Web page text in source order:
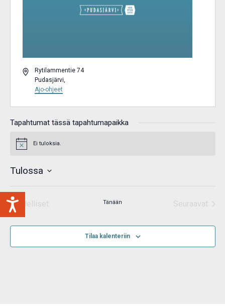
OsoiteRytilammentie 74
Pudasjärvi,
Ajo-ohjeet
Tapahtumat tässä tapahtumapaikka
Notice Ei tuloksia.
Tulossa
Valitse
päivä.
Edelliset
Tänään
Seuraavat
Tilaa kalenteriin